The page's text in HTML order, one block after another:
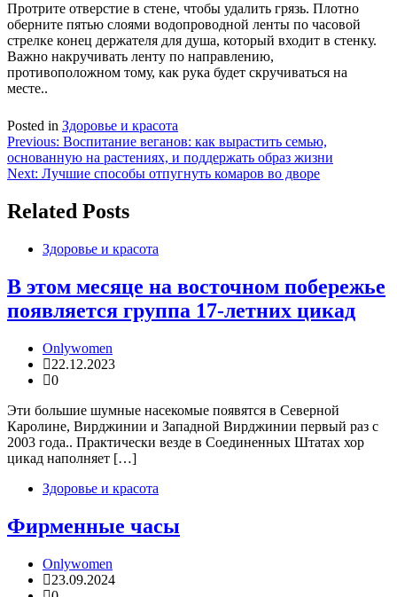
Протрите отверстие в стене, чтобы удалить грязь. Плотно
оберните пятью слоями водопроводной ленты по часовой
стрелке конец держателя для душа, который входит в стенку.
Важно накручивать ленту по направлению,
противоположном тому, как рука будет скручиваться на
месте..
Posted in Здоровье и красота
Навигация
по
Previous: Воспитание веганов: как вырастить семью,
основанную на растениях, и поддержать образ жизни
Next: Лучшие способы отпугнуть комаров во дворе
Related Posts
Здоровье и красота
В этом месяце на восточном побережье
появляется группа 17-летних цикад
Onlywomen
22.12.2023
0
Эти большие шумные насекомые появятся в Северной
Каролине, Вирджинии и Западной Вирджинии первый раз с
2003 года.. Практически везде в Соединенных Штатах хор
цикад наполняет […]
Здоровье и красота
Фирменные часы
Onlywomen
23.09.2024